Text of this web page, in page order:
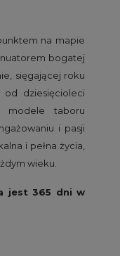
na mapie
bogatej
sięgającej roku
od dziesięcioleci
modele taboru
i pasji
i pełna życia,
wieku.
jest 365 dni w